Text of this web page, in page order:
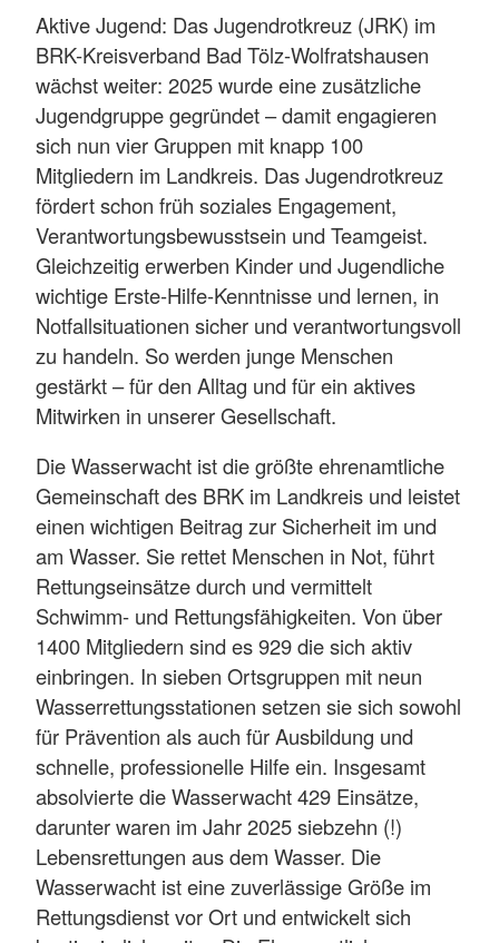
Aktive Jugend: Das Jugendrotkreuz (JRK) im
BRK-Kreisverband Bad Tölz-Wolfratshausen
wächst weiter: 2025 wurde eine zusätzliche
Jugendgruppe gegründet – damit engagieren
sich nun vier Gruppen mit knapp 100
Mitgliedern im Landkreis. Das Jugendrotkreuz
fördert schon früh soziales Engagement,
Verantwortungsbewusstsein und Teamgeist.
Gleichzeitig erwerben Kinder und Jugendliche
wichtige Erste-Hilfe-Kenntnisse und lernen, in
Notfallsituationen sicher und verantwortungsvoll
zu handeln. So werden junge Menschen
gestärkt – für den Alltag und für ein aktives
Mitwirken in unserer Gesellschaft.
Die Wasserwacht ist die größte ehrenamtliche
Gemeinschaft des BRK im Landkreis und leistet
einen wichtigen Beitrag zur Sicherheit im und
am Wasser. Sie rettet Menschen in Not, führt
Rettungseinsätze durch und vermittelt
Schwimm- und Rettungsfähigkeiten. Von über
1400 Mitgliedern sind es 929 die sich aktiv
einbringen. In sieben Ortsgruppen mit neun
Wasserrettungsstationen setzen sie sich sowohl
für Prävention als auch für Ausbildung und
schnelle, professionelle Hilfe ein. Insgesamt
absolvierte die Wasserwacht 429 Einsätze,
darunter waren im Jahr 2025 siebzehn (!)
Lebensrettungen aus dem Wasser. Die
Wasserwacht ist eine zuverlässige Größe im
Rettungsdienst vor Ort und entwickelt sich